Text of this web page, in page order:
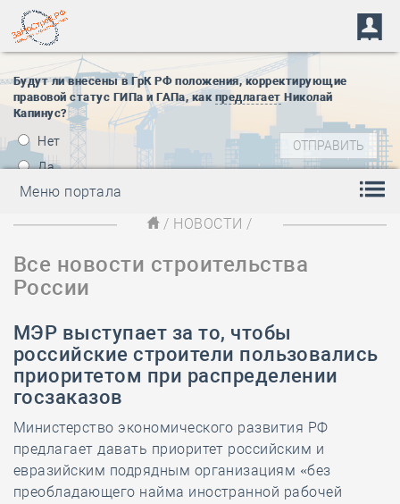
Будут ли внесены в ГрК РФ положения, корректирующие
правовой статус ГИПа и ГАПа, как предлагает Николай
Капинус?
Нет
Да
Меню портала
/ НОВОСТИ /
Все новости строительства
России
МЭР выступает за то, чтобы
российские строители пользовались
приоритетом при распределении
госзаказов
Министерство экономического развития РФ
предлагает давать приоритет российским и
евразийским подрядным организациям «без
преобладающего найма иностранной рабочей